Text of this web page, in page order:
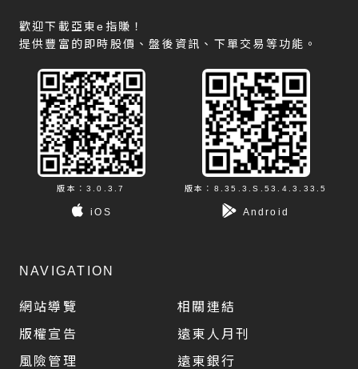
歡迎下載亞東e指賺！
提供豐富的即時股價、盤後資訊、下單交易等功能。
版本：3.0.3.7
iOS
版本：8.35.3.S.53.4.3.33.5
Android
NAVIGATION
網站導覽
版權宣告
風險管理
相關連結
遠東人月刊
遠東銀行